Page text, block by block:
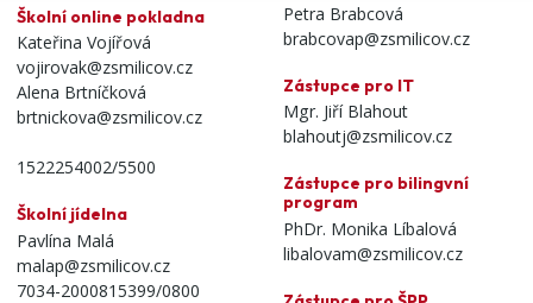
Školní online pokladna
Kateřina Vojířová
vojirovak@zsmilicov.cz
Alena Brtníčková
brtnickova@zsmilicov.cz
1522254002/5500
Školní jídelna
Pavlína Malá
malap@zsmilicov.cz
7034-2000815399/0800
Petra Brabcová
brabcovap@zsmilicov.cz
Zástupce pro IT
Mgr. Jiří Blahout
blahoutj@zsmilicov.cz
Zástupce pro bilingvní
program
PhDr. Monika Líbalová
libalovam@zsmilicov.cz